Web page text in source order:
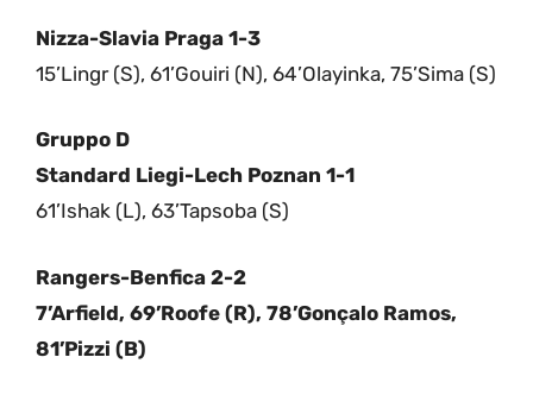
Nizza-Slavia Praga 1-3
15’Lingr (S), 61’Gouiri (N), 64’Olayinka, 75’Sima (S)
Gruppo D
Standard Liegi-Lech Poznan 1-1
61’Ishak (L), 63’Tapsoba (S)
Rangers-Benfica 2-2
7’Arfield, 69’Roofe (R), 78’Gonçalo Ramos,
81’Pizzi (B)